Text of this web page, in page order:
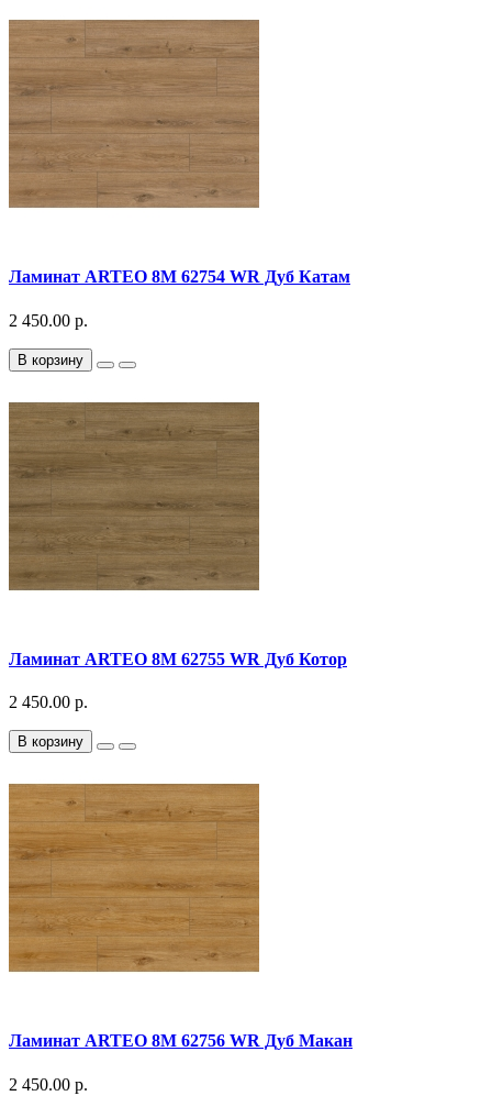
Ламинат ARTEO 8M 62754 WR Дуб Катам
2 450.00 р.
В корзину
Ламинат ARTEO 8M 62755 WR Дуб Котор
2 450.00 р.
В корзину
Ламинат ARTEO 8M 62756 WR Дуб Макан
2 450.00 р.